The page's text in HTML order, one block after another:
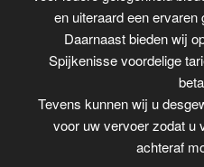
en uiteraard een
Daarnaast bieden wij
Spijkenisse voordelige
Tevens kunnen wij u
voor uw vervoer zodat u
achteraf